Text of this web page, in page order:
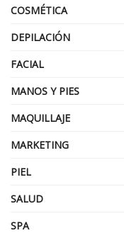
COSMÉTICA
DEPILACIÓN
FACIAL
MANOS Y PIES
MAQUILLAJE
MARKETING
PIEL
SALUD
SPA